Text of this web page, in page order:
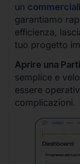
un
garantiamo
efficienza,
tuo progetto
Aprire una
semplice e
essere
complicazioni.